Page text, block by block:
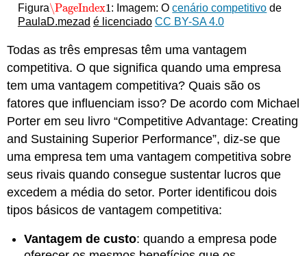
Figura\PageIndex1
\PageIndex1: Imagem: Ocenário competitivo de
PaulaD.mezad é licenciado CC BY-SA 4.0
Todas as três empresas têm uma vantagem
competitiva. O que significa quando uma empresa
tem uma vantagem competitiva? Quais são os
fatores que influenciam isso? De acordo com Michael
Porter em seu livro “Competitive Advantage: Creating
and Sustaining Superior Performance”, diz-se que
uma empresa tem uma vantagem competitiva sobre
seus rivais quando consegue sustentar lucros que
excedem a média do setor. Porter identificou dois
tipos básicos de vantagem competitiva:
Vantagem de custo: quando a empresa pode